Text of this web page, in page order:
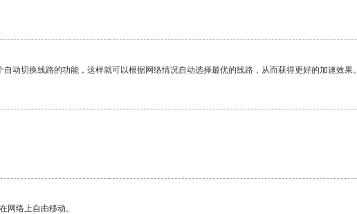
动切换线路的功能，这样就可以根据网络情况自动选择最优的线路，从而获得更好的加速效果。
网络上自由移动。